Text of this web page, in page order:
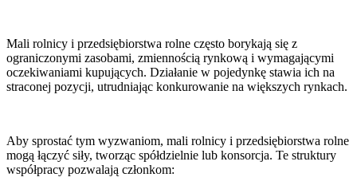
Mali rolnicy i przedsiębiorstwa rolne często borykają się z
ograniczonymi zasobami, zmiennością rynkową i wymagającymi
oczekiwaniami kupujących. Działanie w pojedynkę stawia ich na
straconej pozycji, utrudniając konkurowanie na większych rynkach.
Aby sprostać tym wyzwaniom, mali rolnicy i przedsiębiorstwa rolne
mogą łączyć siły, tworząc spółdzielnie lub konsorcja. Te struktury
współpracy pozwalają członkom: